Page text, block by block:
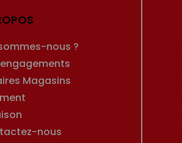
nous ?
Magasins
nous